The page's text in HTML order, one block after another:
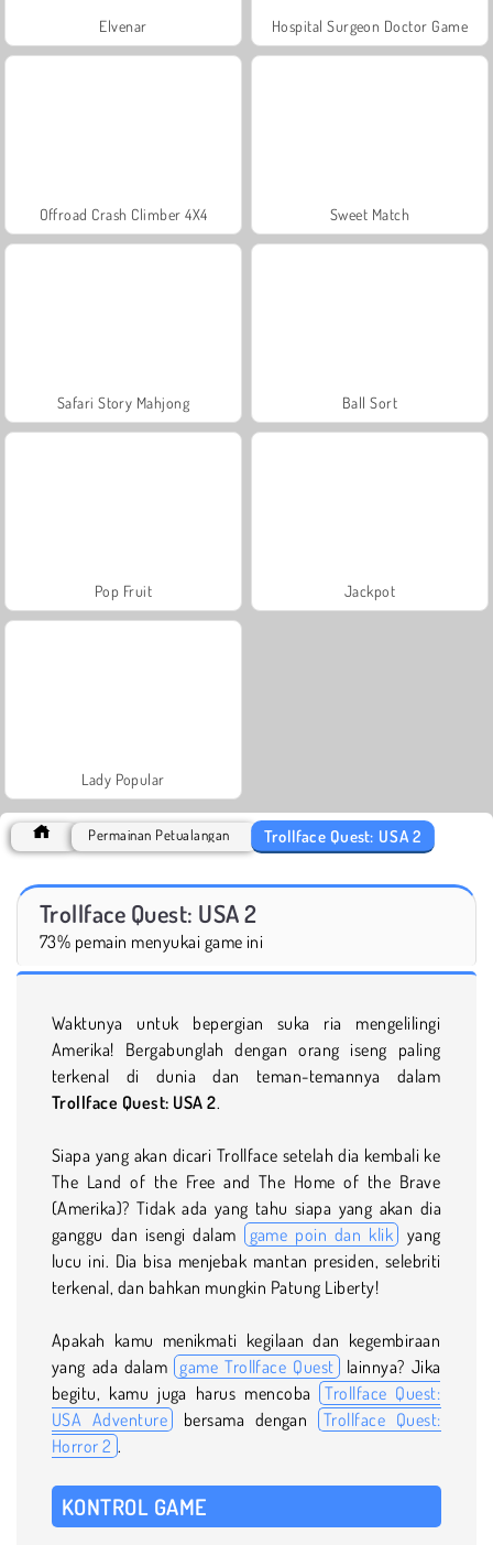
Elvenar Hospital Surgeon Doctor Game
Offroad Crash Climber 4X4 Sweet Match
Safari Story Mahjong Ball Sort
Pop Fruit Jackpot
Lady Popular
Permainan Petualangan Trollface Quest: USA 2
Trollface Quest: USA 2
73% pemain menyukai game ini
Waktunya untuk bepergian suka ria mengelilingi
Amerika! Bergabunglah dengan orang iseng paling
terkenal di dunia dan teman-temannya dalam
Trollface Quest: USA 2.
Siapa yang akan dicari Trollface setelah dia kembali ke
The Land of the Free and The Home of the Brave
(Amerika)? Tidak ada yang tahu siapa yang akan dia
ganggu dan isengi dalam
game poin dan klik
yang
lucu ini. Dia bisa menjebak mantan presiden, selebriti
terkenal, dan bahkan mungkin Patung Liberty!
Apakah kamu menikmati kegilaan dan kegembiraan
yang ada dalam game Trollface Quest lainnya? Jika
begitu, kamu juga harus mencoba Trollface Quest:
USA Adventure
bersama dengan
Trollface Quest:
Horror 2 .
KONTROL GAME